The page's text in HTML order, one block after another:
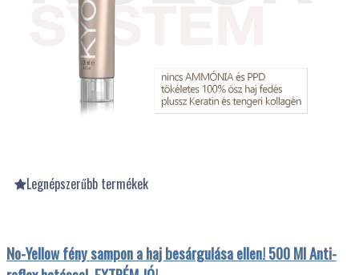
Legnépszerűbb termékek
No-Yellow fény sampon a haj besárgulása ellen! 500 Ml Anti-